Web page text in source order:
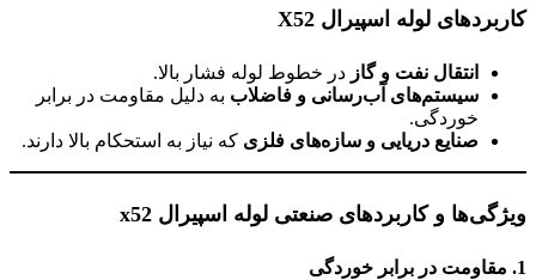
کاربردهای لوله اسپیرال
انتقال نفت و گاز در خطوط لوله فشار بالا.
سیستم‌های آب‌رسانی و فاضلاب به دلیل مقاومت در برابر
خوردگی.
صنایع دریایی و سازه‌های فلزی که نیاز به استحکام بالا دارند.
ویژگی‌ها و کاربردهای صنعتی لوله اسپیرال x52
1. مقاومت در برابر خوردگی